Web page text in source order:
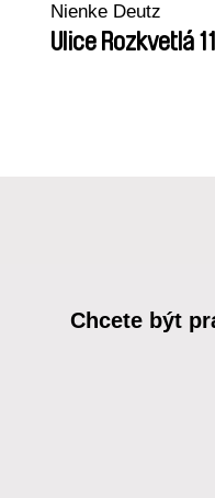
Nienke Deutz
Ulice Rozkvetlá 11
Chcete být